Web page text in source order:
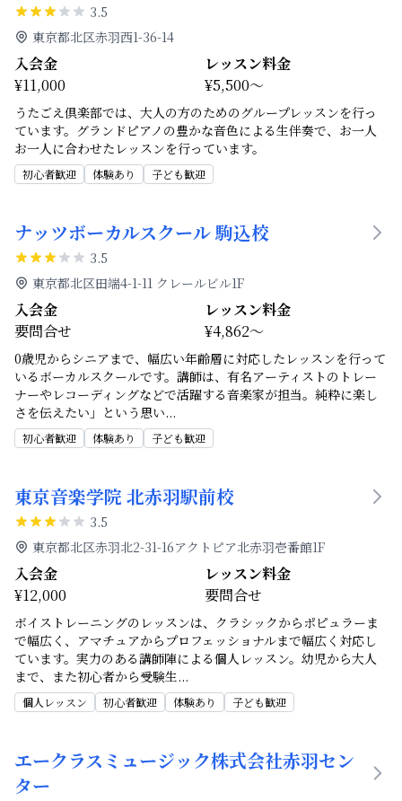
3.5
東京都北区赤羽西1-36-14
入会金
¥11,000
レッスン料金
¥5,500～
うたごえ倶楽部では、大人の方のためのグループレッスンを行っ
ています。グランドピアノの豊かな音色による生伴奏で、お一人
お一人に合わせたレッスンを行っています。
初心者歓迎 体験あり 子ども歓迎
ナッツボーカルスクール 駒込校
3.5
東京都北区田端4-1-11 クレールビル1F
入会金
要問合せ
レッスン料金
¥4,862～
0歳児からシニアまで、幅広い年齢層に対応したレッスンを行って
いるボーカルスクールです。講師は、有名アーティストのトレー
ナーやレコーディングなどで活躍する音楽家が担当。純粋に楽し
さを伝えたい」という思い...
初心者歓迎 体験あり 子ども歓迎
東京音楽学院 北赤羽駅前校
3.5
東京都北区赤羽北2-31-16アクトピア北赤羽壱番館1F
入会金
¥12,000
レッスン料金
要問合せ
ボイストレーニングのレッスンは、クラシックからポピュラーま
で幅広く、アマチュアからプロフェッショナルまで幅広く対応し
ています。実力のある講師陣による個人レッスン。幼児から大人
まで、また初心者から受験生...
個人レッスン 初心者歓迎 体験あり 子ども歓迎
エークラスミュージック株式会社赤羽セン
ター